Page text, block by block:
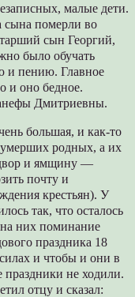
малые дети.
сына померли во
сын Георгий,
было обучать
и пению. Главное
и оно бедное.
Дмитриевны.
большая, и как-то
родных, а их
и ямщину —
почту и
крестьян). У
так, что осталось
на них поминание
праздника 18
и чтобы и они в
не ходили.
отцу и сказал: